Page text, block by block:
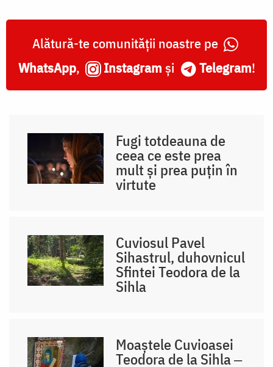
Alătură-te comunității noastre pe
WhatsApp, Instagram și Telegram!
Fugi totdeauna de
ceea ce este prea
mult și prea puțin în
virtute
Cuviosul Pavel
Sihastrul, duhovnicul
Sfintei Teodora de la
Sihla
Moaștele Cuvioasei
Teodora de la Sihla ‒